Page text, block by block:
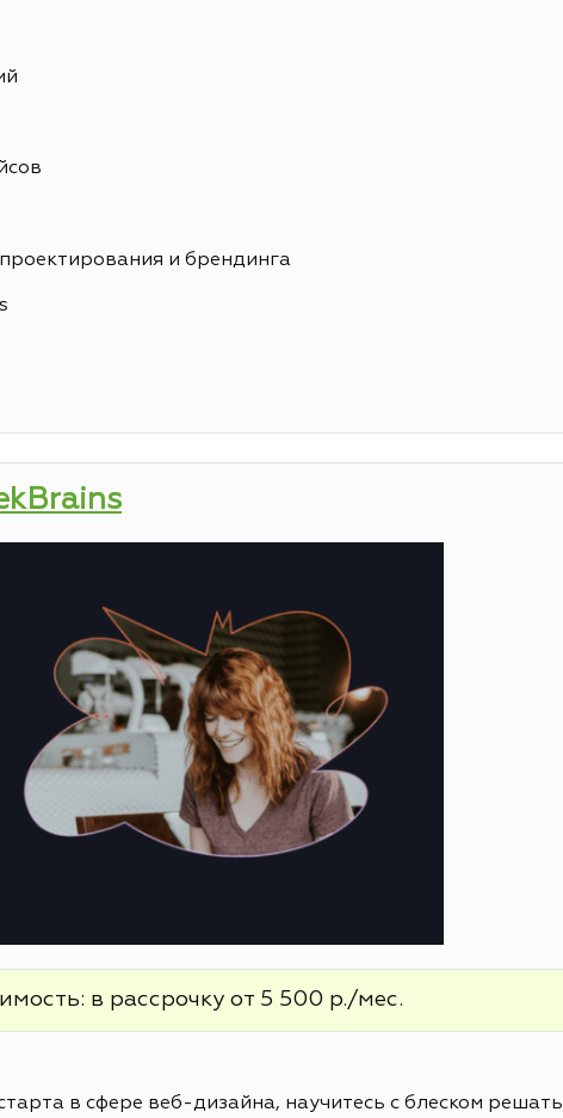
и брендинга
в рассрочку от 5 500 р./мес.
в сфере веб-дизайна, научитесь с блеском решать